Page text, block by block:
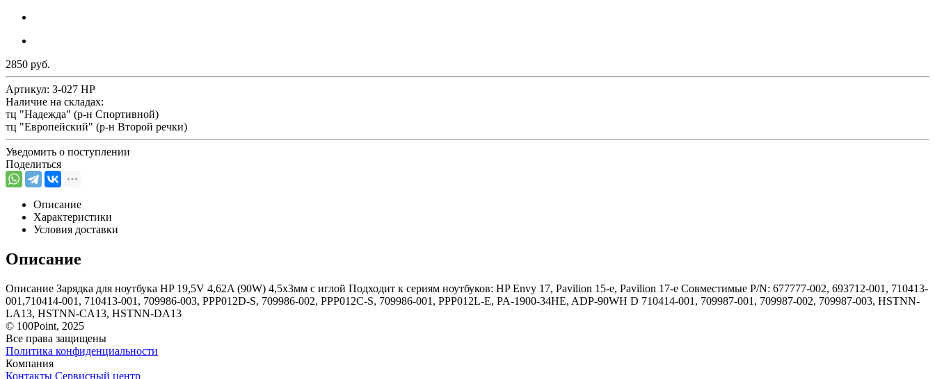
2850 руб.
Артикул: З-027 HP
Наличие на складах:
тц "Надежда" (р-н Спортивной)
тц "Европейский" (р-н Второй речки)
Уведомить о поступлении
Поделиться
Описание
Характеристики
Условия доставки
Описание
Описание Зарядка для ноутбука HP 19,5V 4,62A (90W) 4,5x3мм с иглой Подходит к сериям ноутбуков: HP Envy 17, Pavilion 15-e, Pavilion 17-e Совместимые P/N: 677777-002, 693712-001, 710413-
001,710414-001, 710413-001, 709986-003, PPP012D-S, 709986-002, PPP012C-S, 709986-001, PPP012L-E, PA-1900-34HE, ADP-90WH D 710414-001, 709987-001, 709987-002, 709987-003, HSTNN-
LA13, HSTNN-CA13, HSTNN-DA13
© 100Point, 2025
Все права защищены
Политика конфиденциальности
Компания
Контакты Сервисный центр